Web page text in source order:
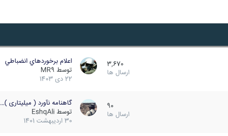
3,670
ارسال ها
اعلام برخوردهاي انضباطي
توسط MR9
22 دی 1403
90
ارسال ها
گاهنامه نآورد ( میلیتاری )…
توسط EshqAli
30 اردیبهشت 1401